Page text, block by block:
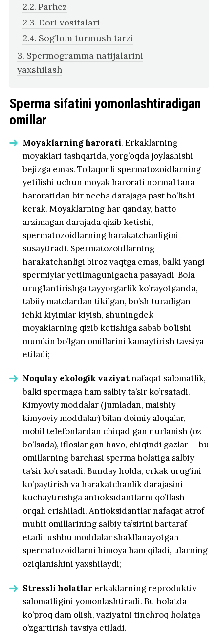
Parhez
Dori vositalari
Sog’lom turmush tarzi
Spermogramma natijalarini
yaxshilash
Sperma sifatini yomonlashtiradigan
omillar
Moyaklarning harorati. Erkaklarning
moyaklari tashqarida, yorg’oqda joylashishi
bejizga emas. To’laqonli spermatozoidlarning
yetilishi uchun moyak harorati normal tana
haroratidan bir necha darajaga past bo’lishi
kerak. Moyaklarning har qanday, hatto
arzimagan darajada qizib ketishi,
spermatozoidlarning harakatchanligini
susaytiradi. Spermatozoidlarning
harakatchanligi biroz vaqtga emas, balki yangi
spermiylar yetilmagunigacha pasayadi. Bola
urug’lantirishga tayyorgarlik ko’rayotganda,
tabiiy matolardan tikilgan, bo’sh turadigan
ichki kiyimlar kiyish, shuningdek
moyaklarning qizib ketishiga sabab bo’lishi
mumkin bo’lgan omillarini kamaytirish tavsiya
etiladi;
Noqulay ekologik vaziyatnafaqat salomatlik,
balki spermaga ham salbiy ta’sir ko’rsatadi.
Kimyoviy moddalar (jumladan, maishiy
kimyoviy moddalar) bilan doimiy aloqalar,
mobil telefonlardan chiqadigan nurlanish (oz
bo’lsada), ifloslangan havo, chiqindi gazlar — bu
omillarning barchasi sperma holatiga salbiy
ta’sir ko’rsatadi. Bunday holda, erkak urug’ini
ko’paytirish va harakatchanlik darajasini
kuchaytirishga antioksidantlarni qo’llash
orqali erishiladi. Antioksidantlar nafaqat atrof
muhit omillarining salbiy ta’sirini bartaraf
etadi, ushbu moddalar shakllanayotgan
spermatozoidlarni himoya ham qiladi, ularning
oziqlanishini yaxshilaydi;
Stressli holatlar erkaklarning reproduktiv
salomatligini yomonlashtiradi. Bu holatda
ko’proq dam olish, vaziyatni tinchroq holatga
o’zgartirish tavsiya etiladi.